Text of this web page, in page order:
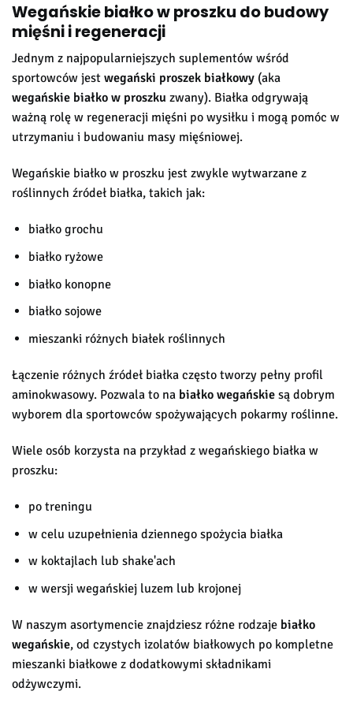
Wegańskie białko w proszku do budowy
mięśni i regeneracji
Jednym z najpopularniejszych suplementów wśród
sportowców jest wegański proszek białkowy (aka
wegańskie białko w proszku zwany). Białka odgrywają
ważną rolę w regeneracji mięśni po wysiłku i mogą pomóc w
utrzymaniu i budowaniu masy mięśniowej.
Wegańskie białko w proszku jest zwykle wytwarzane z
roślinnych źródeł białka, takich jak:
białko grochu
białko ryżowe
białko konopne
białko sojowe
mieszanki różnych białek roślinnych
Łączenie różnych źródeł białka często tworzy pełny profil
aminokwasowy. Pozwala to na białko wegańskie są dobrym
wyborem dla sportowców spożywających pokarmy roślinne.
Wiele osób korzysta na przykład z wegańskiego białka w
proszku:
po treningu
w celu uzupełnienia dziennego spożycia białka
w koktajlach lub shake'ach
w wersji wegańskiej luzem lub krojonej
W naszym asortymencie znajdziesz różne rodzaje białko
wegańskie, od czystych izolatów białkowych po kompletne
mieszanki białkowe z dodatkowymi składnikami
odżywczymi.